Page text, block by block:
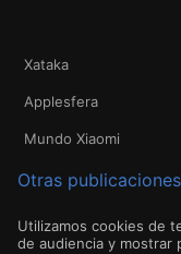
Xataka
Applesfera
Mundo Xiaomi
Otras
Utilizamos cookies de
de audiencia y mostrar